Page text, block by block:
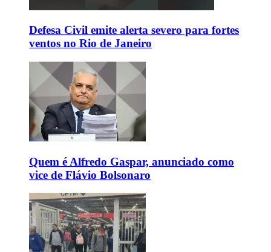
Defesa Civil emite alerta severo para fortes
ventos no Rio de Janeiro
Quem é Alfredo Gaspar, anunciado como
vice de Flávio Bolsonaro